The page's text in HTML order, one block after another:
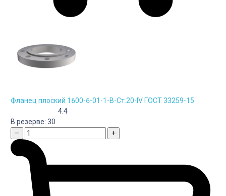
Фланец плоский 1600-6-01-1-B-Cт.20-IV ГОСТ 33259-15
4.4
В резерве: 30
–
+